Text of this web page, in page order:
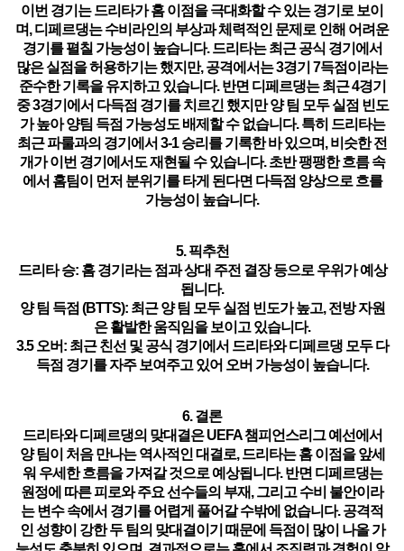
이번 경기는 드리타가홈 이점을 극대화할 수 있는 경기로 보이
며, 디페르댕는 수비라인의 부상과 체력적인 문제로 인해 어려운
경기를 펼칠 가능성이 높습니다. 드리타는 최근 공식 경기에서
많은 실점을 허용하기는 했지만, 공격에서는3경기 7득점이라는
준수한 기록을 유지하고 있습니다. 반면 디페르댕는 최근 4경기
중 3경기에서 다득점 경기를 치르긴 했지만양 팀 모두 실점 빈도
가 높아 양팀 득점 가능성도 배제할 수 없습니다. 특히 드리타는
최근 파룰과의 경기에서 3-1 승리를 기록한 바 있으며, 비슷한 전
개가 이번 경기에서도 재현될 수 있습니다. 초반 팽팽한 흐름 속
에서 홈팀이 먼저 분위기를 타게 된다면 다득점 양상으로 흐를
가능성이 높습니다.
5. 픽추천
드리타 승: 홈 경기라는 점과 상대 주전 결장 등으로 우위가 예상
됩니다.
양 팀 득점 (BTTS): 최근 양 팀 모두 실점 빈도가 높고, 전방 자원
은 활발한 움직임을 보이고 있습니다.
3.5 오버: 최근 친선 및 공식 경기에서 드리타와 디페르댕 모두 다
득점 경기를 자주 보여주고 있어 오버 가능성이 높습니다.
6. 결론
드리타와 디페르댕의 맞대결은 UEFA 챔피언스리그 예선에서
양 팀이 처음 만나는 역사적인 대결로, 드리타는 홈 이점을 앞세
워 우세한 흐름을 가져갈 것으로 예상됩니다. 반면 디페르댕는
원정에 따른 피로와 주요 선수들의 부재, 그리고 수비 불안이라
는 변수 속에서 경기를 어렵게 풀어갈 수밖에 없습니다. 공격적
인 성향이 강한 두 팀의 맞대결이기 때문에 득점이 많이 나올 가